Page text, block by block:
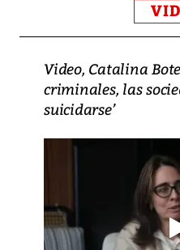
Video, Catalina
criminales, las
suicidarse’